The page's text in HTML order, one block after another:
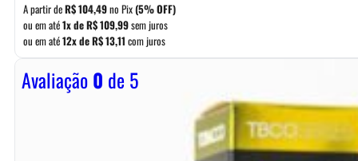
A partir deR$104,49no Pix(5% OFF)
ou em até1x deR$109,99sem juros
ou em até12x deR$13,11 com juros
Avaliação0 de 5